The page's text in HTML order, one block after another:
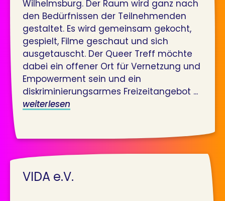
Wilhelmsburg. Der Raum wird ganz nach
den Bedürfnissen der Teilnehmenden
gestaltet. Es wird gemeinsam gekocht,
gespielt, Filme geschaut und sich
ausgetauscht. Der Queer Treff möchte
dabei ein offener Ort für Vernetzung und
Empowerment sein und ein
diskriminierungsarmes Freizeitangebot ...
weiterlesen
VIDA e.V.